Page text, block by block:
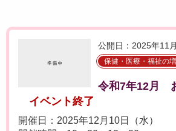
公開日：2025年11
保健・医療・福祉の
令和7年12月
イベント終了
開催日：2025年12月10日（水）